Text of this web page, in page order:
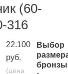
(60-
316
22.100
руб.
(цена
Выбор
бронзы